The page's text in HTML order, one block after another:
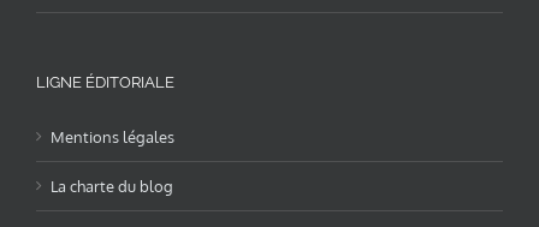
LIGNE ÉDITORIALE
Mentions légales
La charte du blog